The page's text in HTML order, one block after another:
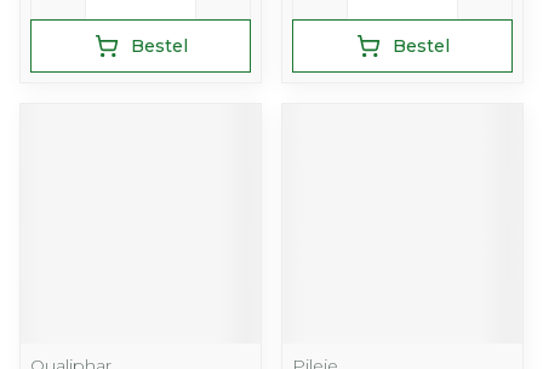
Bestel Bestel